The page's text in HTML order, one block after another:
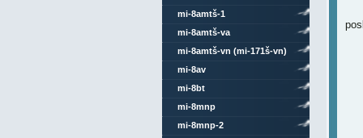
mi-8amtš-1
mi-8amtš-va
mi-8amtš-vn (mi-171š-vn)
mi-8av
mi-8bt
mi-8mnp
mi-8mnp-2